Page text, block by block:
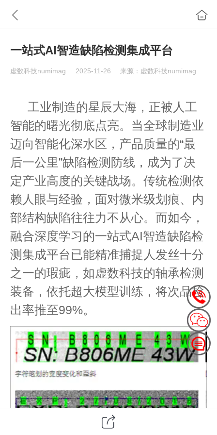
一站式AI智造缺陷检测集成平台
虚数科技numimag 2025-11-26 来源：虚数科技numimag
工业制造的星辰大海，正被人工
智能的曙光彻底点亮。当全球制造业
迈向智能化深水区，产品质量的“最
后一公里”缺陷检测防线，成为了决
定产业高度的关键战场。传统检测依
赖人眼与经验，面对微米级划痕、内
部结构缺陷往往力不从心。而如今，
融合深度学习的一站式AI智造缺陷检
测集成平台已能精准捕捉人发丝十分
之一的瑕疵，如虚数科技的轴承检测
装备，依托超大模型训练，将次品检
出率推至99%。